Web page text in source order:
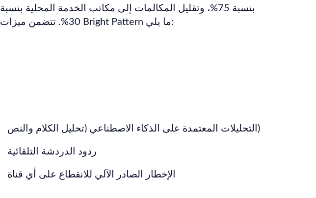
بنسبة 75%، وتقليل المكالمات إلى مكاتب الخدمة المحلية بنسبة
30%. تتضمن ميزات Bright Pattern ما يلي:
التحليلات المعتمدة على الذكاء الاصطناعي (تحليل الكلام والنص)
ردود الدردشة التلقائية
الإخطار الصادر الآلي للانقطاع على أي قناة